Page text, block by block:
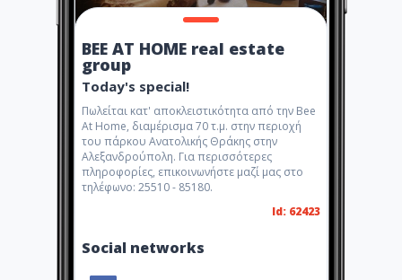
BEE AT HOME real estate
group
Today's special!
Πωλείται κατ' αποκλειστικότητα από την Bee
At Home, διαμέρισμα 70 τ.μ. στην περιοχή
του πάρκου Ανατολικής Θράκης στην
Αλεξανδρούπολη. Για περισσότερες
πληροφορίες, επικοινωνήστε μαζί μας στο
τηλέφωνο: 25510 - 85180.
Id: 62423
Social networks